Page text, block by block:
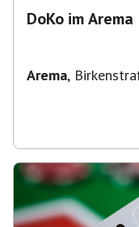
DoKo im Arema
Arema,